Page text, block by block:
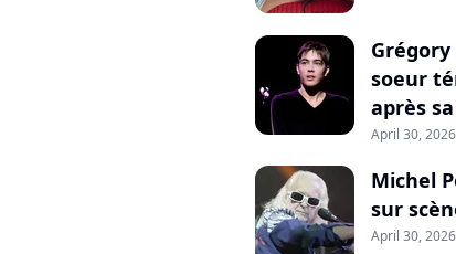
soeur
après
April 30, 2026
Michel
sur
April 30, 2026